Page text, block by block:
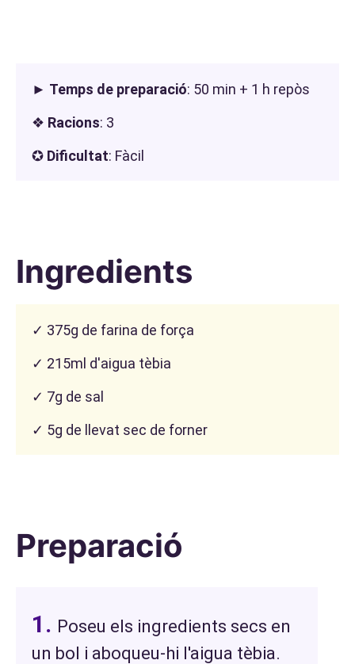
► Temps de preparació: 50 min + 1 h repòs
❖ Racions: 3
✪ Dificultat: Fàcil
Ingredients
✓ 375g de farina de força
✓ 215ml d'aigua tèbia
✓ 7g de sal
✓ 5g de llevat sec de forner
Preparació
Poseu els ingredients secs en
un bol i aboqueu-hi l'aigua tèbia.